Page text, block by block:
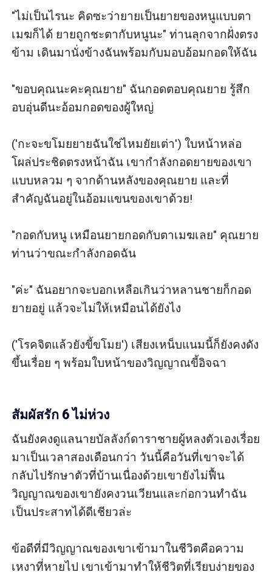
"ไม่เป็นไรนะ คิดซะว่ายายเป็นยายของหนูแบบตา
เมฆก็ได้ ยายถูกชะตากับหนูนะ" ท่านลุกจากฝั่งตรง
ข้าม เดินมานั่งข้างฉันพร้อมกับมอบอ้อมกอดให้ฉัน
"ขอบคุณนะคะคุณยาย" ฉันกอดตอบคุณยาย รู้สึก
อบอุ่นดีนะอ้อมกอดของผู้ใหญ่
('กะจะขโมยยายฉันใช่ไหมยัยเต่า') ใบหน้าหล่อ
โผล่ประชิดตรงหน้าฉัน เขากำลังกอดยายของเขา
แบบหลวม ๆ จากด้านหลังของคุณยาย และที่
สำคัญฉันอยู่ในอ้อมแขนของเขาด้วย!
"กอดกับหนู เหมือนยายกอดกับตาเมฆเลย" คุณยาย
ท่านว่าขณะกำลังกอดฉัน
"ค่ะ" ฉันอยากจะบอกเหลือเกินว่าหลานชายก็กอด
ยายอยู่ แล้วจะไม่ให้เหมือนได้ยังไง
('โรคจิตแล้วยังขี้ขโมย') เสียงเหน็บแนมนี้ก็ยังคงดัง
ขึ้นเรื่อย ๆ พร้อมใบหน้าของวิญญาณขี้อิจฉา
สัมผัสรัก 6 ไม่ห่วง
ฉันยังคงดูแลนายบัลลังก์ดาราชายผู้หลงตัวเองเรื่อย
มาเป็นเวลาสองเดือนกว่า วันนี้คือวันที่เขาจะได้
กลับไปรักษาตัวที่บ้านเนื่องด้วยเขายังไม่ฟื้น
วิญญาณของเขายังคงวนเวียนและก่อกวนทำฉัน
เป็นประสาทได้ดีเชียวล่ะ
ข้อดีที่มีวิญญาณของเขาเข้ามาในชีวิตคือความ
เหงาที่หายไป เขาเข้ามาทำให้ชีวิตที่เรียบง่ายของ